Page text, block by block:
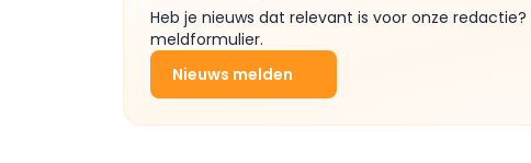
Heb je nieuws dat relevant is voor onze
meldformulier.
Nieuws melden